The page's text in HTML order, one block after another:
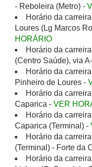
- Reboleira (Metro) -
Horário da
Loures (Lg Marcos
HORÁRIO
Horário da
(Centro Saúde), via
Horário da
Pinheiro de Loures -
Horário da
Caparica - VER
Horário da
Caparica (Terminal) -
Horário da
(Terminal) - Forte da
Horário da